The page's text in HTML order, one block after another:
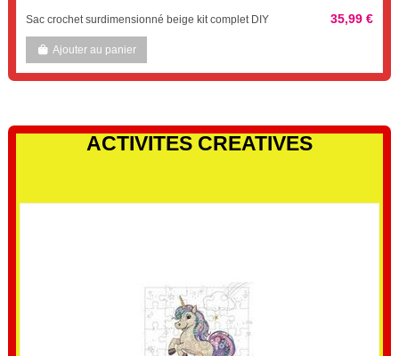
Sac crochet surdimensionné beige kit complet DIY 35,99 €
Ajouter au panier
ACTIVITES CREATIVES